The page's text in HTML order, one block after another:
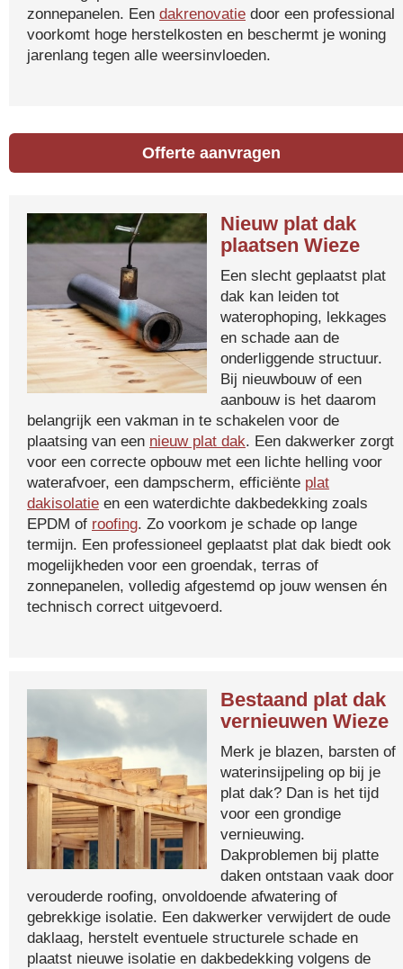
zonnepanelen. Een dakrenovatie door een professional
voorkomt hoge herstelkosten en beschermt je woning
jarenlang tegen alle weersinvloeden.
Offerte aanvragen
Nieuw plat dak
plaatsen Wieze
Een slecht geplaatst plat
dak kan leiden tot
waterophoping, lekkages
en schade aan de
onderliggende structuur.
Bij nieuwbouw of een
aanbouw is het daarom
belangrijk een vakman in te schakelen voor de
plaatsing van een nieuw plat dak. Een dakwerker zorgt
voor een correcte opbouw met een lichte helling voor
waterafvoer, een dampscherm, efficiënte plat
dakisolatie en een waterdichte dakbedekking zoals
EPDM of roofing. Zo voorkom je schade op lange
termijn. Een professioneel geplaatst plat dak biedt ook
mogelijkheden voor een groendak, terras of
zonnepanelen, volledig afgestemd op jouw wensen én
technisch correct uitgevoerd.
Bestaand plat dak
vernieuwen Wieze
Merk je blazen, barsten of
waterinsijpeling op bij je
plat dak? Dan is het tijd
voor een grondige
vernieuwing.
Dakproblemen bij platte
daken ontstaan vaak door
verouderde roofing, onvoldoende afwatering of
gebrekkige isolatie. Een dakwerker verwijdert de oude
daklaag, herstelt eventuele structurele schade en
plaatst nieuwe isolatie en dakbedekking volgens de